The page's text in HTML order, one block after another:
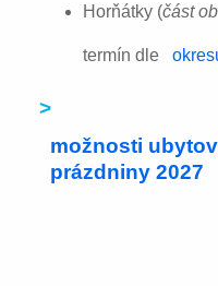
Horňátky (část
termín dle
>
možnosti
prázdniny 2027